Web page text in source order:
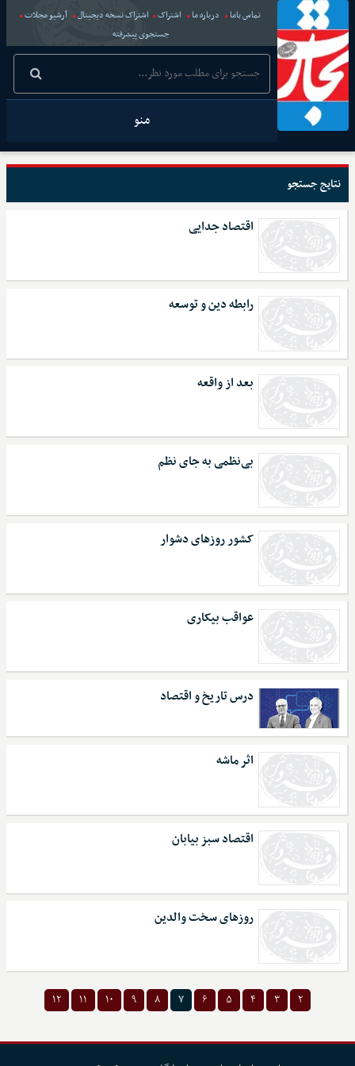
تماس باما درباره ما اشتراک اشتراک نسخه دیجیتال
آرشیو مجلات
جستجوی پیشرفته
منو
نتایج جستجو
اقتصاد جدایی
رابطه دین و توسعه
بعد از واقعه
بی‌نظمی به جای نظم
کشور روزهای دشوار
عواقب بیکاری
درس تاریخ و اقتصاد
اثر ماشه
اقتصاد سبز بیابان
روزهای سخت والدین
۲ ۳ ۴ ۵ ۶ ۷ ۸ ۹ ۱۰ ۱۱ ۱۲